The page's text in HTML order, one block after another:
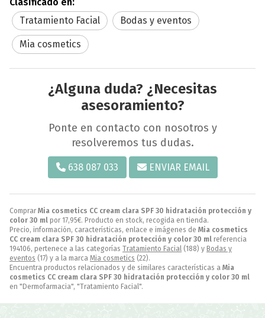
Comprar Mia cosmetics CC cream clara SPF 30 hidratación protección y
color 30 ml por 17,95€. Producto en stock, recogida en tienda.
Precio, información, características, enlace e imágenes de Mia cosmetics
CC cream clara SPF 30 hidratación protección y color 30 ml referencia
194106, pertenece a las categorías Tratamiento Facial (188) y Bodas y
eventos (17) y a la marca Mia cosmetics (22).
Encuentra productos relacionados y de similares características a Mia
cosmetics CC cream clara SPF 30 hidratación protección y color 30 ml
en "Dermofarmacia", "Tratamiento Facial".
Tratamiento Facial
Bodas y eventos
Mia cosmetics
¿Alguna duda? ¿Necesitas
asesoramiento?
Ponte en contacto con nosotros y
resolveremos tus dudas.
638 087 033 ENVIAR EMAIL